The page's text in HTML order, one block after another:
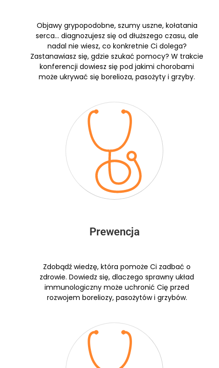
Objawy grypopodobne, szumy uszne, kołatania
serca… diagnozujesz się od dłuższego czasu, ale
nadal nie wiesz, co konkretnie Ci dolega?
Zastanawiasz się, gdzie szukać pomocy? W trakcie
konferencji dowiesz się pod jakimi chorobami
może ukrywać się borelioza, pasożyty i grzyby.
Prewencja
Zdobądź wiedzę, która pomoże Ci zadbać o
zdrowie. Dowiedz się, dlaczego sprawny układ
immunologiczny może uchronić Cię przed
rozwojem boreliozy, pasożytów i grzybów.